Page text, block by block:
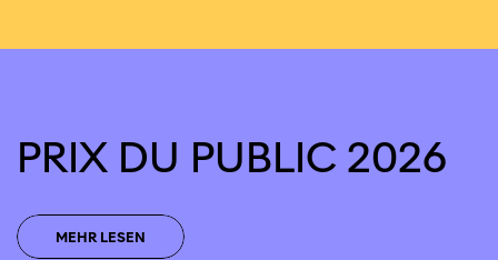
PRIX DU PUBLIC 2026
MEHR LESEN